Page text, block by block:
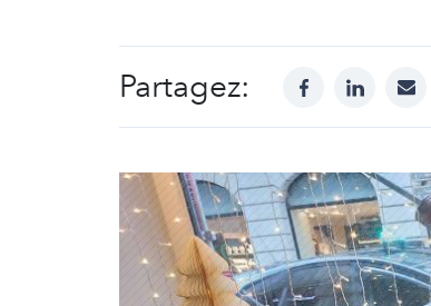
Partagez: facebooklinkedinmail